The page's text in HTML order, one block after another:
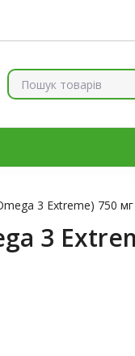
ЦИНК
3 Extreme) 750 мг
3